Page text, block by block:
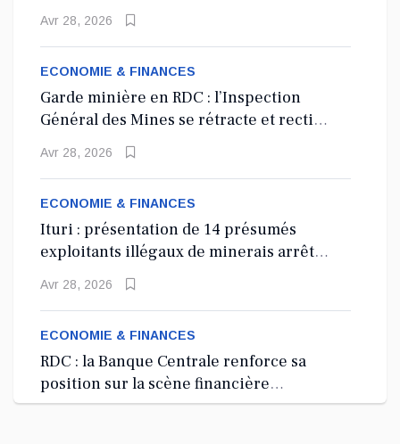
Matonge, dans la commune de Kalamu à Kinshasa,
Avr 28, 2026
ECONOMIE & FINANCES
Garde minière en RDC : l’Inspection
Général des Mines se rétracte et rectifie
Avr 28, 2026
ECONOMIE & FINANCES
Ituri : présentation de 14 présumés
exploitants illégaux de minerais arrêtés
depuis 2024
Avr 28, 2026
ECONOMIE & FINANCES
RDC : la Banque Centrale renforce sa
position sur la scène financière
internationale à Washington, D.C.